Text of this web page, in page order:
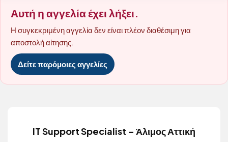
Αυτή η αγγελία έχει λήξει.
Η συγκεκριμένη αγγελία δεν είναι πλέον διαθέσιμη για
αποστολή αίτησης.
Δείτε παρόμοιες αγγελίες
IT Support Specialist – Άλιμος Αττική